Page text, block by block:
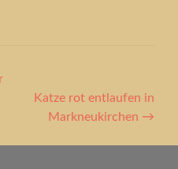
Katze rot entlaufen in
Markneukirchen →